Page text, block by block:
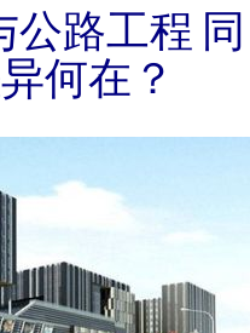
路工程 同
何在？